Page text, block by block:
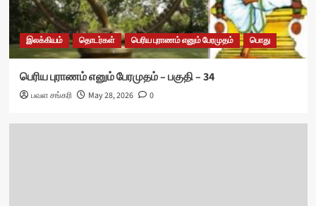
இலக்கியம் தொடர்கள் பெரிய புராணம் எனும் பேரமுதம் பொது
பெரிய புராணம் எனும் பேரமுதம் – பகுதி – 34
பவள சங்கரி May 28, 2026 0